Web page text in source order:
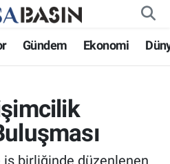
Gündem Ekonomi
iş birliğinde düzenlenen
Haritası